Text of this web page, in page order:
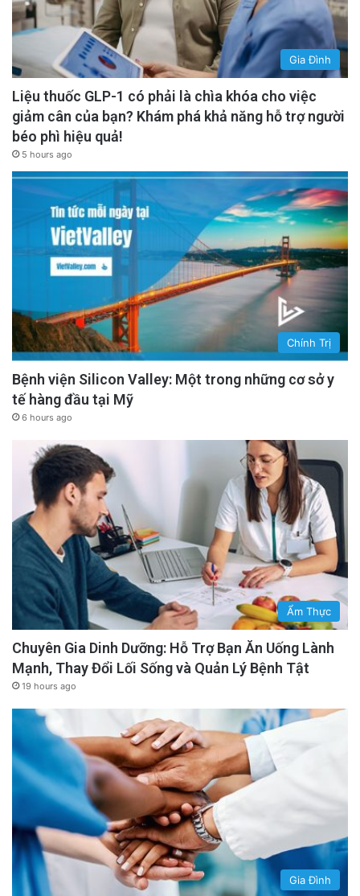
Gia Đình
Liệu thuốc GLP-1 có phải là chìa khóa cho việc
giảm cân của bạn? Khám phá khả năng hỗ trợ người
béo phì hiệu quả!
5 hours ago
Chính Trị
Bệnh viện Silicon Valley: Một trong những cơ sở y
tế hàng đầu tại Mỹ
6 hours ago
Ẩm Thực
Chuyên Gia Dinh Dưỡng: Hỗ Trợ Bạn Ăn Uống Lành
Mạnh, Thay Đổi Lối Sống và Quản Lý Bệnh Tật
19 hours ago
Gia Đình